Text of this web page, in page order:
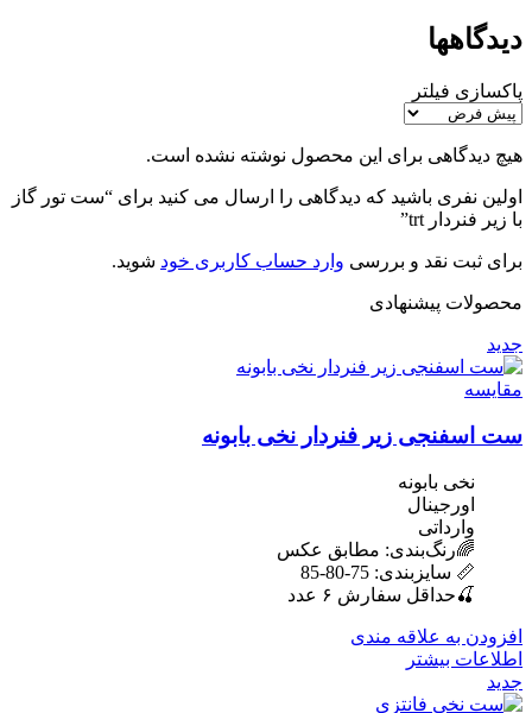
دیدگاهها
پاکسازی فیلتر
هیچ دیدگاهی برای این محصول نوشته نشده است.
اولین نفری باشید که دیدگاهی را ارسال می کنید برای “ست تور گاز
با زیر فنردار trt”
برای ثبت نقد و بررسی وارد حساب کاربری خود شوید.
محصولات پیشنهادی
جدید
مقایسه
ست اسفنجی زیر فنردار نخی بابونه
نخی بابونه
اورجینال
وارداتی
🌈رنگ‌بندی: مطابق عکس
📏 سایزبندی: 75-80-85
🍒حداقل سفارش ۶ عدد
افزودن به علاقه مندی
اطلاعات بیشتر
جدید